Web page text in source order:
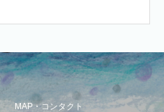
MAP・コンタクト